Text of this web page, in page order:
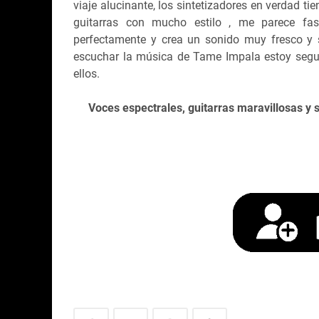
viaje alucinante, los sintetizadores en verdad
guitarras con mucho estilo , me parece
perfectamente y crea un sonido muy fresco
escuchar la música de Tame Impala estoy
ellos.
Voces espectrales, guitarras maravillosas y